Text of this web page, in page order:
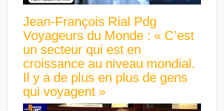
Jean-François Rial Pdg
Voyageurs du Monde : « C’est
un secteur qui est en
croissance au niveau mondial.
Il y a de plus en plus de gens
qui voyagent »